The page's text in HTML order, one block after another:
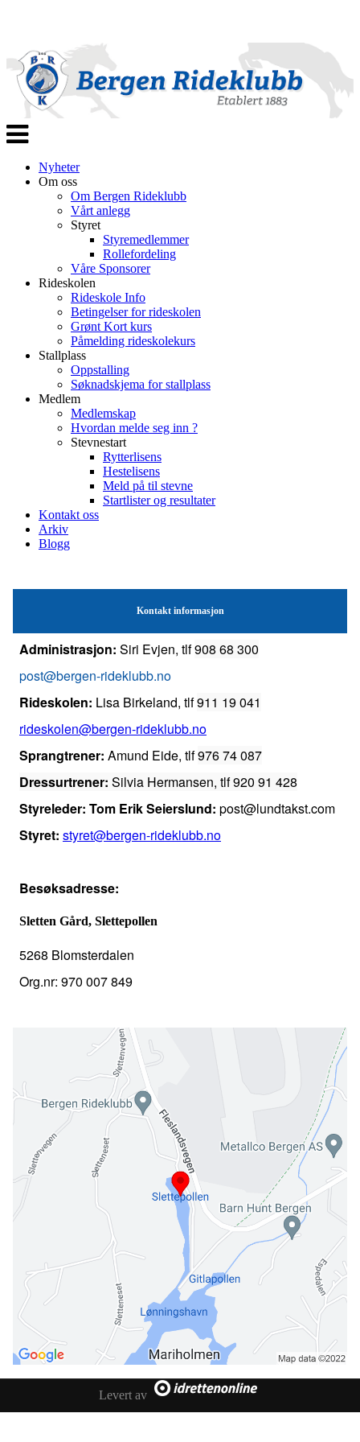
Veksle
navigasjon
Nyheter
Om oss
Om Bergen Rideklubb
Vårt anlegg
Styret
Styremedlemmer
Rollefordeling
Våre Sponsorer
Rideskolen
Rideskole Info
Betingelser for rideskolen
Grønt Kort kurs
Påmelding rideskolekurs
Stallplass
Oppstalling
Søknadskjema for stallplass
Medlem
Medlemskap
Hvordan melde seg inn ?
Stevnestart
Rytterlisens
Hestelisens
Meld på til stevne
Startlister og resultater
Kontakt oss
Arkiv
Blogg
Kontakt informasjon
Administrasjon: Siri Evjen, tlf908 68 300
post@bergen-rideklubb.no
Rideskolen: Lisa Birkeland, tlf911 19 041
rideskolen@bergen-rideklubb.no
Sprangtrener: Amund Eide, tlf976 74 087
Dressurtrener: Silvia Hermansen, tlf920 91 428
Styreleder: Tom Erik Seierslund: post@lundtakst.com
Styret: styret@bergen-rideklubb.no
Besøksadresse:
Sletten Gård, Slettepollen
5268 Blomsterdalen
Org.nr: 970 007 849
Levert av